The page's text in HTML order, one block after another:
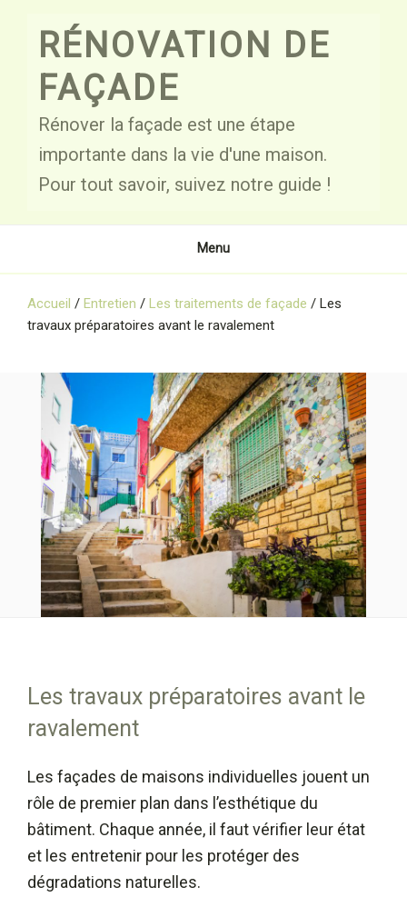
contentRÉNOVATION DE
FAÇADE
Rénover la façade est une étape
importante dans la vie d'une maison.
Pour tout savoir, suivez notre guide !
Menu
Accueil / Entretien / Les traitements de façade / Les
travaux préparatoires avant le ravalement
Les travaux préparatoires avant le
ravalement
Les façades de maisons individuelles jouent un
rôle de premier plan dans l’esthétique du
bâtiment. Chaque année, il faut vérifier leur état
et les entretenir pour les protéger des
dégradations naturelles.